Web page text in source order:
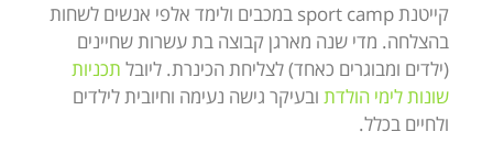
קייטנת sport camp במכבים ולימד אלפי אנשים לשחות
בהצלחה. מדי שנה מארגן קבוצה בת עשרות שחיינים
(ילדים ומבוגרים כאחד) לצליחת הכינרת. ליובל תכניות
שונות לימי הולדת ובעיקר גישה נעימה וחיובית לילדים
ולחיים בכלל.